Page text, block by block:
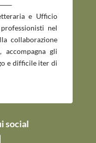
e Ufficio
nel
collaborazione
accompagna gli
e difficile iter di
social